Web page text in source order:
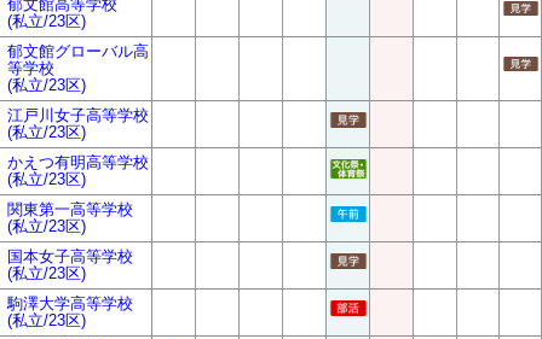
郁文館高等学校
(私立/23区)
郁文館グローバル高
等学校
(私立/23区)
江戸川女子高等学校
(私立/23区)
かえつ有明高等学校
(私立/23区)
関東第一高等学校
(私立/23区)
国本女子高等学校
(私立/23区)
駒澤大学高等学校
(私立/23区)